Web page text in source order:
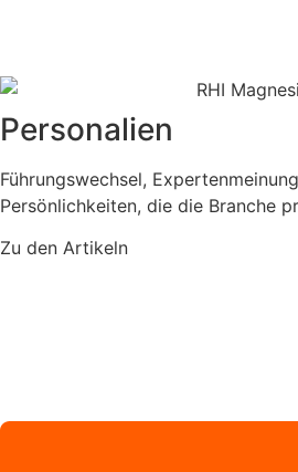
Personalien
Führungswechsel,
Persönlichkeiten, die die Branche
Zu den Artikeln